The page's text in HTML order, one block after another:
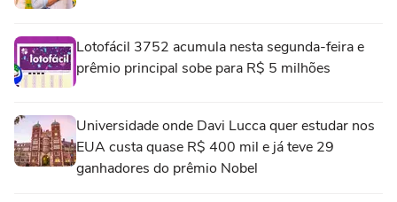
Lotofácil 3752 acumula nesta segunda-feira e
prêmio principal sobe para R$ 5 milhões
Universidade onde Davi Lucca quer estudar nos
EUA custa quase R$ 400 mil e já teve 29
ganhadores do prêmio Nobel